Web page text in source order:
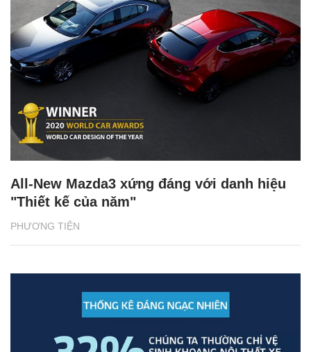
PHƯƠNG TIỆN
All-New Mazda3 xứng đáng với danh hiệu
"Thiết kế của năm"